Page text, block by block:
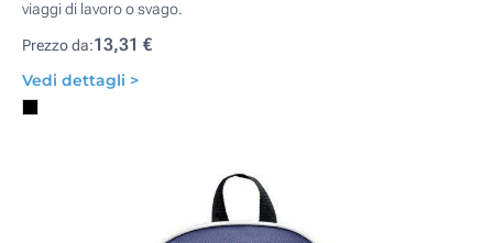
viaggi di lavoro o svago.
Prezzo da:13,31 €
Vedi dettagli >